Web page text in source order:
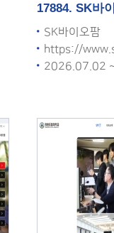
17884. SK바
SK바이오팜
https://
2026.07.02